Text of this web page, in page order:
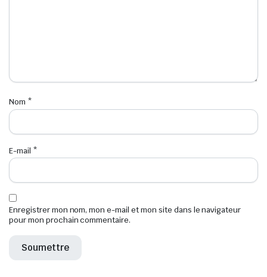
Nom *
E-mail *
Enregistrer mon nom, mon e-mail et mon site dans le navigateur
pour mon prochain commentaire.